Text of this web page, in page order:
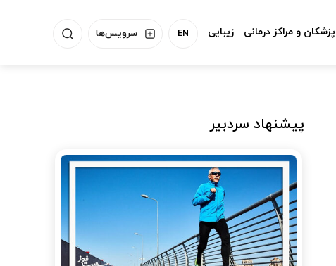
سرویس‌ها EN پزشکان و مراکز درمانی زیبایی
پیشنهاد سردبیر